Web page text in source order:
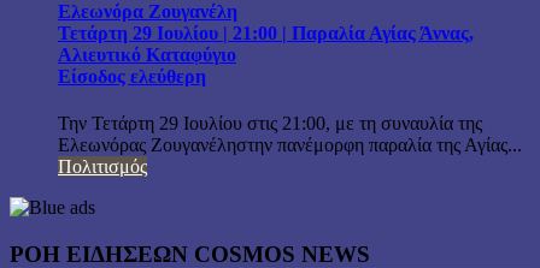
Ελεωνόρα Ζουγανέλη
Τετάρτη 29 Ιουλίου | 21:00 | Παραλία Αγίας Άννας,
Αλιευτικό Καταφύγιο
Είσοδος ελεύθερη
Την Τετάρτη 29 Ιουλίου στις 21:00, με τη συναυλία της
Ελεωνόρας Ζουγανέληστην πανέμορφη παραλία της Αγίας...
Πολιτισμός
ΡΟΗ ΕΙΔΗΣΕΩΝ COSMOS NEWS